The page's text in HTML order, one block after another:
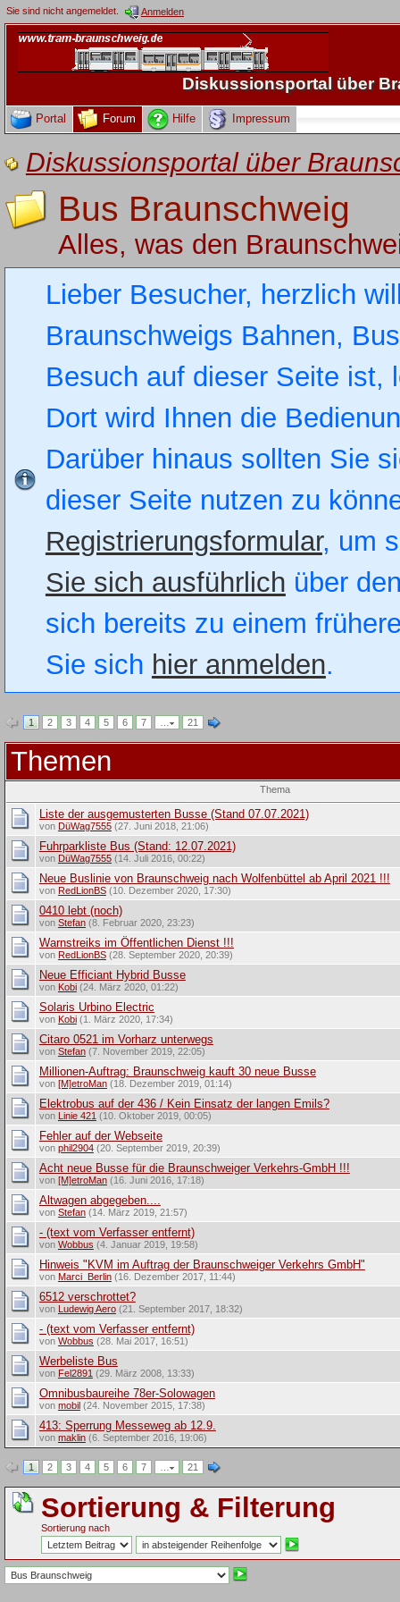
Sie sind nicht angemeldet. Anmelden
Diskussionsportal über
Portal Forum Hilfe Impressum
Diskussionsportal über
Bus Braunschweig
Alles, was den
Lieber Besucher, herzlich
Braunschweigs Bahnen,
Besuch auf dieser Seite
Dort wird Ihnen die
Darüber hinaus sollten Sie
dieser Seite nutzen zu
Registrierungsformular, um
Sie sich ausführlich über
sich bereits zu einem
Sie sich hier anmelden.
1 2 3 4 5 6 7 … 21
Themen
Thema
Liste der ausgemusterten Busse (Stand 07.07.2021)
von DüWag7555(27. Juni 2018, 21:06)
Fuhrparkliste Bus (Stand: 12.07.2021)
von DüWag7555(14. Juli 2016, 00:22)
Neue Buslinie von Braunschweig nach Wolfenbüttel ab April 2021 !!!
von RedLionBS(10. Dezember 2020, 17:30)
0410 lebt (noch)
von Stefan(8. Februar 2020, 23:23)
Warnstreiks im Öffentlichen Dienst !!!
von RedLionBS(28. September 2020, 20:39)
Neue Efficiant Hybrid Busse
von Kobi(24. März 2020, 01:22)
Solaris Urbino Electric
von Kobi(1. März 2020, 17:34)
Citaro 0521 im Vorharz unterwegs
von Stefan(7. November 2019, 22:05)
Millionen-Auftrag: Braunschweig kauft 30 neue Busse
von [M]etroMan(18. Dezember 2019, 01:14)
Elektrobus auf der 436 / Kein Einsatz der langen Emils?
von Linie 421(10. Oktober 2019, 00:05)
Fehler auf der Webseite
von phil2904(20. September 2019, 20:39)
Acht neue Busse für die Braunschweiger Verkehrs-GmbH !!!
von [M]etroMan(16. Juni 2016, 17:18)
Altwagen abgegeben....
von Stefan(14. März 2019, 21:57)
- (text vom Verfasser entfernt)
von Wobbus (4. Januar 2019, 19:58)
Hinweis "KVM im Auftrag der Braunschweiger Verkehrs GmbH"
von Marci_Berlin(16. Dezember 2017, 11:44)
6512 verschrottet?
von Ludewig Aero(21. September 2017, 18:32)
- (text vom Verfasser entfernt)
von Wobbus (28. Mai 2017, 16:51)
Werbeliste Bus
von Fel2891(29. März 2008, 13:33)
Omnibusbaureihe 78er-Solowagen
von mobil (24. November 2015, 17:38)
413: Sperrung Messeweg ab 12.9.
von maklin(6. September 2016, 19:06)
1 2 3 4 5 6 7 21
Sortierung & Filterung
Sortierung nach